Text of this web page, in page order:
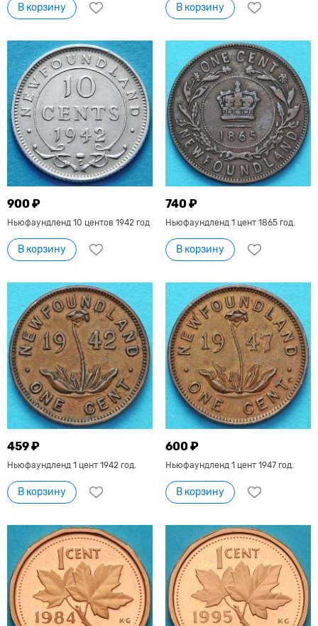
В корзину В корзину
900 ₽
Ньюфаундленд 10 центов 1942 год
В корзину
740 ₽
Ньюфаундленд 1 цент 1865 год.
В корзину
459 ₽
Ньюфаундленд 1 цент 1942 год.
В корзину
600 ₽
Ньюфаундленд 1 цент 1947 год.
В корзину